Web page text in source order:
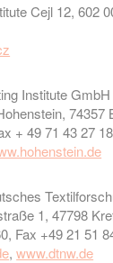
Cejl 12, 602
Institute
74357
+ 49 71 43 27
1, 47798
Fax +49 21 51
,www.dtnw.de